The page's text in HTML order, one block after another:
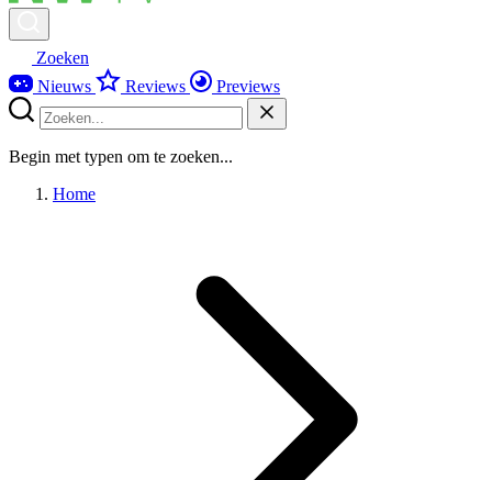
Zoeken
Nieuws
Reviews Previews
Begin met typen om te zoeken...
Home